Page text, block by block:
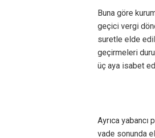
Buna göre
geçici vergi
suretle elde
geçirmeleri
üç aya isabet
Ayrıca yabancı
vade sonunda